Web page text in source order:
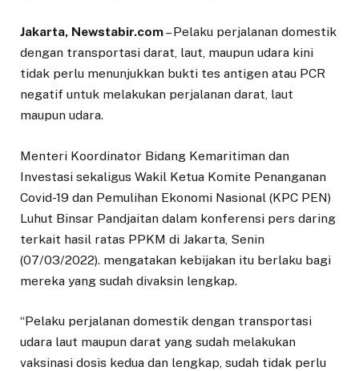
Jakarta, Newstabir.com– Pelaku perjalanan domestik
dengan transportasi darat, laut, maupun udara kini
tidak perlu menunjukkan bukti tes antigen atau PCR
negatif untuk melakukan perjalanan darat, laut
maupun udara.
Menteri Koordinator Bidang Kemaritiman dan
Investasi sekaligus Wakil Ketua Komite Penanganan
Covid-19 dan Pemulihan Ekonomi Nasional (KPC PEN)
Luhut Binsar Pandjaitan dalam konferensi pers daring
terkait hasil ratas PPKM di Jakarta, Senin
(07/03/2022). mengatakan kebijakan itu berlaku bagi
mereka yang sudah divaksin lengkap.
“Pelaku perjalanan domestik dengan transportasi
udara laut maupun darat yang sudah melakukan
vaksinasi dosis kedua dan lengkap, sudah tidak perlu